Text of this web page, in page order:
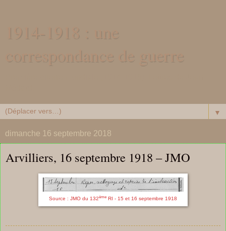
1914-1918 : une
correspondance de guerre
▼
dimanche 16 septembre 2018
Arvilliers, 16 septembre 1918 – JMO
Source : JMO du 132ème RI - 15 et 16 septembre 1918